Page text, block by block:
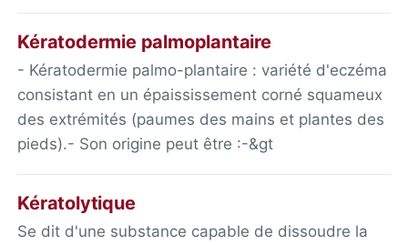
Kératodermie palmoplantaire
- Kératodermie palmo-plantaire : variété d'eczéma
consistant en un épaississement corné squameux
des extrémités (paumes des mains et plantes des
pieds).- Son origine peut être :-&gt
Kératolytique
Se dit d'une substance capable de dissoudre la